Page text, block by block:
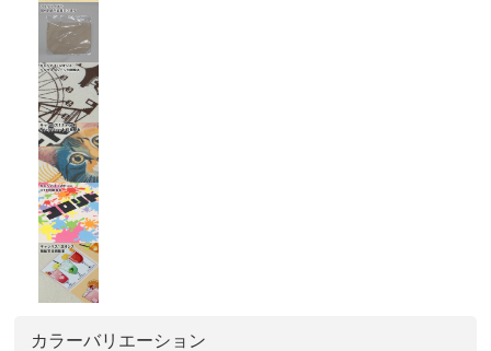
カラーバリエーション